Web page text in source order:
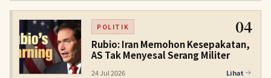
POLITIK 04
Rubio: Iran Memohon Kesepakatan,
AS Tak Menyesal Serang Militer
24 Jul 2026 Lihat